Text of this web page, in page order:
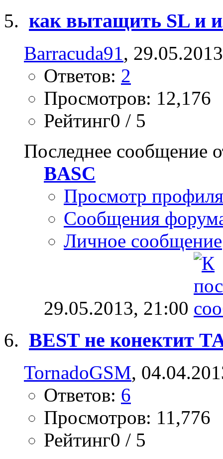
как вытащить SL и
Barracuda91,
Ответов: 2
Просмотров: 12,176
Рейтинг0 / 5
Последнее сообщение
BASC
Просмотр профиля
Сообщения
Личное сообщение
29.05.2013, 21:00
BEST не конектит
TornadoGSM,
Ответов: 6
Просмотров: 11,776
Рейтинг0 / 5